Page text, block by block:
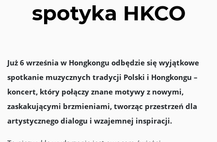
spotyka HKCO
Już 6 września w Hongkongu odbędzie się wyjątkowe
spotkanie muzycznych tradycji Polski i Hongkongu –
koncert, który połączy znane motywy z nowymi,
zaskakującymi brzmieniami, tworząc przestrzeń dla
artystycznego dialogu i wzajemnej inspiracji.